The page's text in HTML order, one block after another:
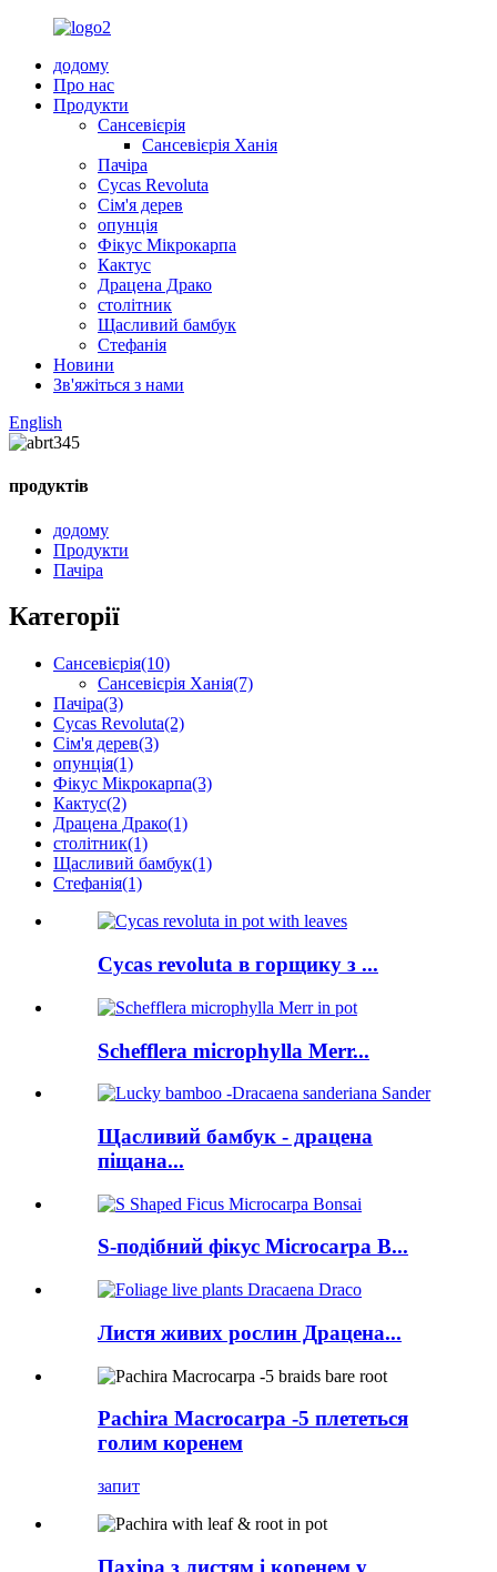
додому
Про нас
Продукти
Сансевієрія
Сансевієрія Ханія
Пачіра
Cycas Revoluta
Сім'я дерев
опунція
Фікус Мікрокарпа
Кактус
Драцена Драко
столітник
Щасливий бамбук
Стефанія
Новини
Зв'яжіться з нами
English
продуктів
додому
Продукти
Пачіра
Категорії
Сансевієрія(10)
Сансевієрія Ханія(7)
Пачіра(3)
Cycas Revoluta(2)
Сім'я дерев(3)
опунція(1)
Фікус Мікрокарпа(3)
Кактус(2)
Драцена Драко(1)
столітник(1)
Щасливий бамбук(1)
Стефанія(1)
Cycas revoluta в горщику з ...
Schefflera microphylla Merr...
Щасливий бамбук - драцена
піщана...
S-подібний фікус Microcarpa B...
Листя живих рослин Драцена...
Pachira Macrocarpa -5 плететься
голим коренем
запит
Пахіра з листям і коренем у